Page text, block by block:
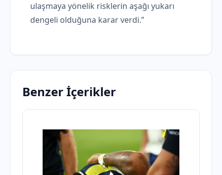
ulaşmaya yönelik risklerin aşağı yukarı
dengeli olduğuna karar verdi.”
Benzer İçerikler